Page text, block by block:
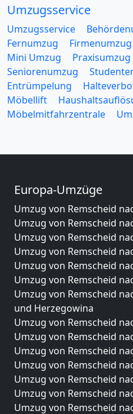
Umzugsservice
Umzugsservice
Fernumzug
Firmenumzug
Mini Umzug
Praxisumzug
Seniorenumzug
Entrümpelung
Möbellift
Möbelmitfahrzentrale
Europa-Umzüge
Umzug von Remscheid
Umzug von Remscheid
Umzug von Remscheid
Umzug von Remscheid
Umzug von Remscheid
Umzug von Remscheid
Umzug von Remscheid
und Herzegowina
Umzug von Remscheid
Umzug von Remscheid
Umzug von Remscheid
Umzug von Remscheid
Umzug von Remscheid
Umzug von Remscheid
Umzug von Remscheid